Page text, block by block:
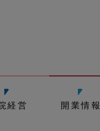
経営 開業情報